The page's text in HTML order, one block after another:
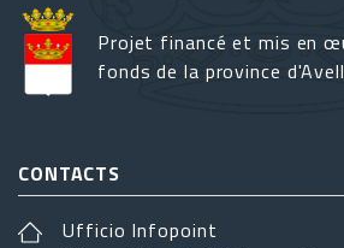
Projet financé et mis en
fonds de la province
CONTACTS
Ufficio Infopoint